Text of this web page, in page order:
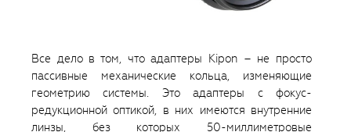
Все дело в том, что адаптеры Kipon – не просто
пассивные механические кольца, изменяющие
геометрию системы. Это адаптеры с фокус-
редукционной оптикой, в них имеются внутренние
линзы, без которых 50-миллиметровые